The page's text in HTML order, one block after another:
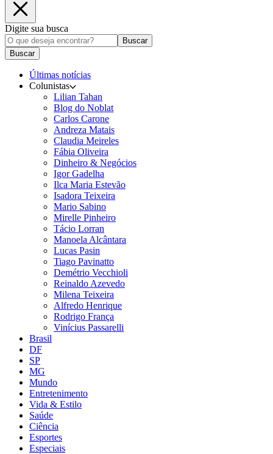
Digite sua busca
Buscar
Buscar
Últimas notícias
Colunistas
Lilian Tahan
Blog do Noblat
Carlos Carone
Andreza Matais
Claudia Meireles
Fábia Oliveira
Dinheiro & Negócios
Igor Gadelha
Ilca Maria Estevão
Isadora Teixeira
Mario Sabino
Mirelle Pinheiro
Tácio Lorran
Manoela Alcântara
Lucas Pasin
Tiago Pavinatto
Demétrio Vecchioli
Reinaldo Azevedo
Milena Teixeira
Alfredo Henrique
Rodrigo França
Vinícius Passarelli
Brasil
DF
SP
MG
Mundo
Entretenimento
Vida & Estilo
Saúde
Ciência
Esportes
Especiais